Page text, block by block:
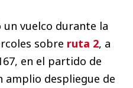
vuelco durante la
sobre ruta 2, a
en el partido de
amplio despliegue de